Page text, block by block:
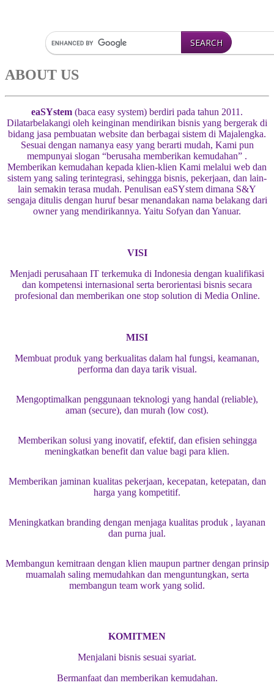
ABOUT US
eaSYstem (baca easy system) berdiri pada tahun 2011.
Dilatarbelakangi oleh keinginan mendirikan bisnis yang bergerak di
bidang jasa pembuatan website dan berbagai sistem di Majalengka.
Sesuai dengan namanya easy yang berarti mudah, Kami pun
mempunyai slogan “berusaha memberikan kemudahan” .
Memberikan kemudahan kepada klien-klien Kami melalui web dan
sistem yang saling terintegrasi, sehingga bisnis, pekerjaan, dan lain-
lain semakin terasa mudah. Penulisan eaSYstem dimana S&Y
sengaja ditulis dengan huruf besar menandakan nama belakang dari
owner yang mendirikannya. Yaitu Sofyan dan Yanuar.
VISI
Menjadi perusahaan IT terkemuka di Indonesia dengan kualifikasi
dan kompetensi internasional serta berorientasi bisnis secara
profesional dan memberikan one stop solution di Media Online.
MISI
Membuat produk yang berkualitas dalam hal fungsi, keamanan,
performa dan daya tarik visual.
Mengoptimalkan penggunaan teknologi yang handal (reliable),
aman (secure), dan murah (low cost).
Memberikan solusi yang inovatif, efektif, dan efisien sehingga
meningkatkan benefit dan value bagi para klien.
Memberikan jaminan kualitas pekerjaan, kecepatan, ketepatan, dan
harga yang kompetitif.
Meningkatkan branding dengan menjaga kualitas produk , layanan
dan purna jual.
Membangun kemitraan dengan klien maupun partner dengan prinsip
muamalah saling memudahkan dan menguntungkan, serta
membangun team work yang solid.
KOMITMEN
Menjalani bisnis sesuai syariat.
Bermanfaat dan memberikan kemudahan.